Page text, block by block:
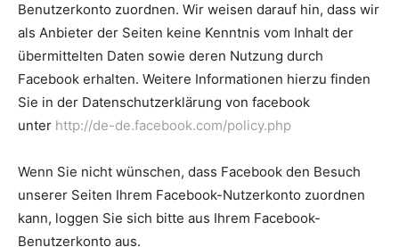
Benutzerkonto zuordnen. Wir weisen darauf hin, dass wir
als Anbieter der Seiten keine Kenntnis vom Inhalt der
übermittelten Daten sowie deren Nutzung durch
Facebook erhalten. Weitere Informationen hierzu finden
Sie in der Datenschutzerklärung von facebook
unter http://de-de.facebook.com/policy.php
Wenn Sie nicht wünschen, dass Facebook den Besuch
unserer Seiten Ihrem Facebook-Nutzerkonto zuordnen
kann, loggen Sie sich bitte aus Ihrem Facebook-
Benutzerkonto aus.